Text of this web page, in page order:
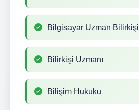
Bilgisayar Uzman Bilirkişi
Bilirkişi Uzmanı
Bilişim Hukuku